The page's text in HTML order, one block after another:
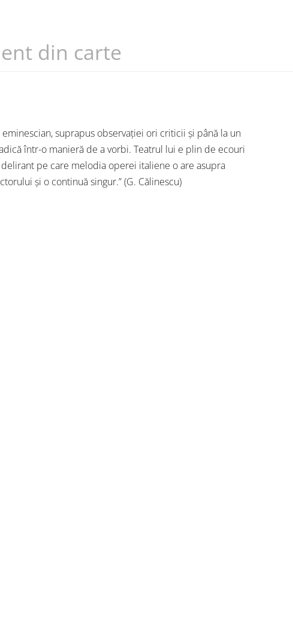
din carte
suprapus observaţiei ori criticii şi până la un
într-o manieră de a vorbi. Teatrul lui e plin de ecouri
pe care melodia operei italiene o are asupra
şi o continuă singur.” (G. Călinescu)